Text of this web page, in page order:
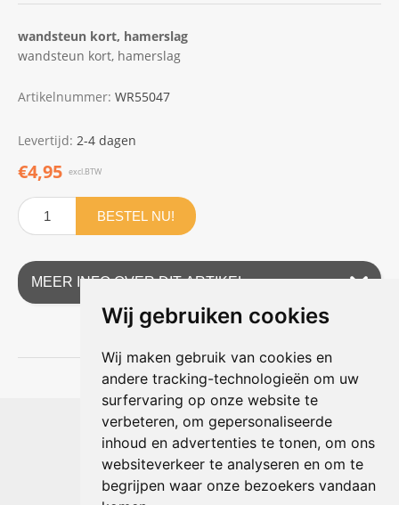
Wij gebruiken cookies
Wij maken gebruik van cookies en
andere tracking-technologieën om uw
surfervaring op onze website te
verbeteren, om gepersonaliseerde
inhoud en advertenties te tonen, om ons
websiteverkeer te analyseren en om te
begrijpen waar onze bezoekers vandaan
wandsteun kort, hamerslag
wandsteun kort, hamerslag
Artikelnummer: WR55047
Levertijd: 2-4 dagen
€4,95 excl.BTW
BESTEL NU!
MEER INFO OVER DIT ARTIKEL
Shophouse online
Max Planckstraat 4
6716 BE Ede, Nederland
Telefoon:+31(0)318 618 121
E-mail: info@shophouse.nl